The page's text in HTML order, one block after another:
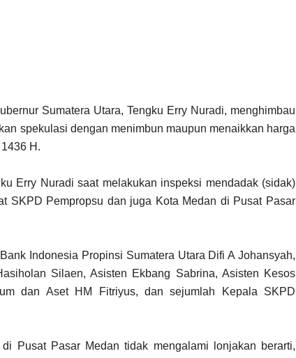
Sumatera Utara, Tengku Erry Nuradi, menghimbau
spekulasi dengan menimbun maupun menaikkan harga
H.
Erry Nuradi saat melakukan inspeksi mendadak (sidak)
SKPD Pempropsu dan juga Kota Medan di Pusat Pasar
Indonesia Propinsi Sumatera Utara Difi A Johansyah,
Silaen, Asisten Ekbang Sabrina, Asisten Kesos
dan Aset HM Fitriyus, dan sejumlah Kepala SKPD
Pusat Pasar Medan tidak mengalami lonjakan berarti,